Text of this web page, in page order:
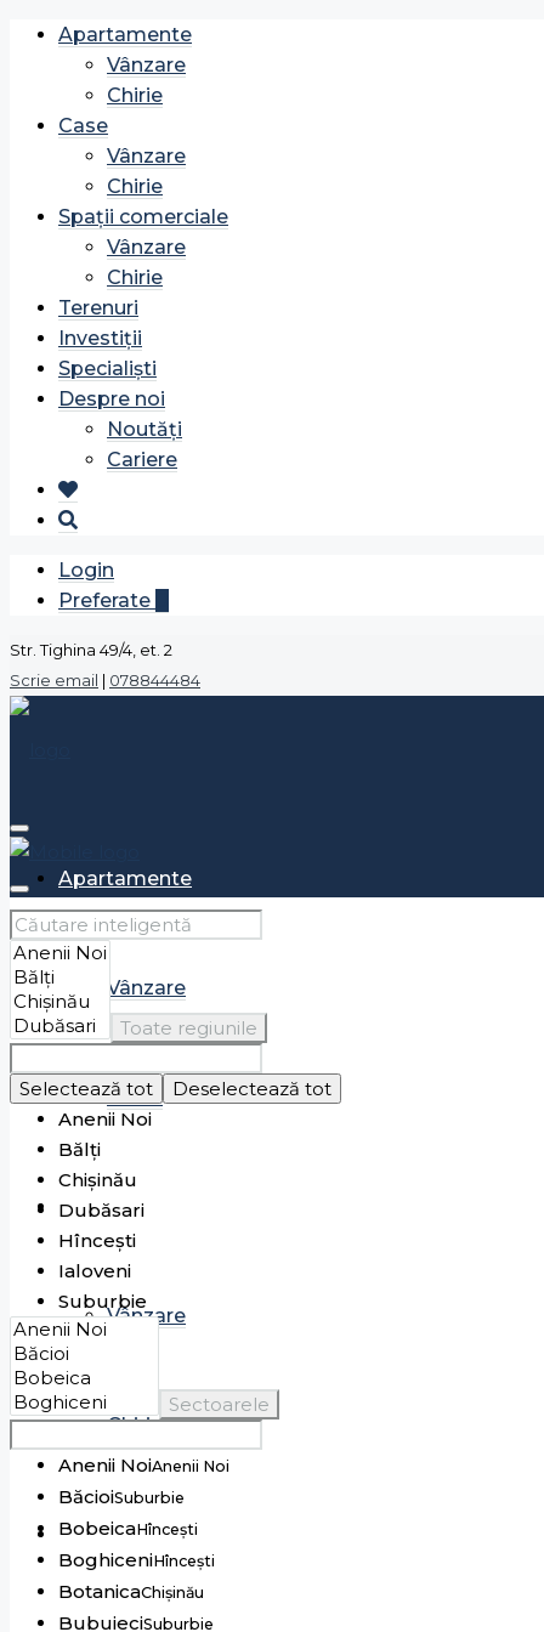
Apartamente
Vânzare
Chirie
Case
Vânzare
Chirie
Spații comerciale
Vânzare
Chirie
Terenuri
Investiții
Specialiști
Despre noi
Noutăți
Cariere
Login
Preferate
Str. Tighina 49/4, et. 2
Scrie email | 078844484
Apartamente
Vânzare
Chirie
Case
Vânzare
Chirie
Spații comerciale
Toate regiunile
Selectează tot
Deselectează tot
Anenii Noi
Bălți
Chișinău
Dubăsari
Hîncești
Ialoveni
Suburbie
Sectoarele
Anenii NoiAnenii Noi
BăcioiSuburbie
BobeicaHîncești
BoghiceniHîncești
BotanicaChișinău
BubuieciSuburbie